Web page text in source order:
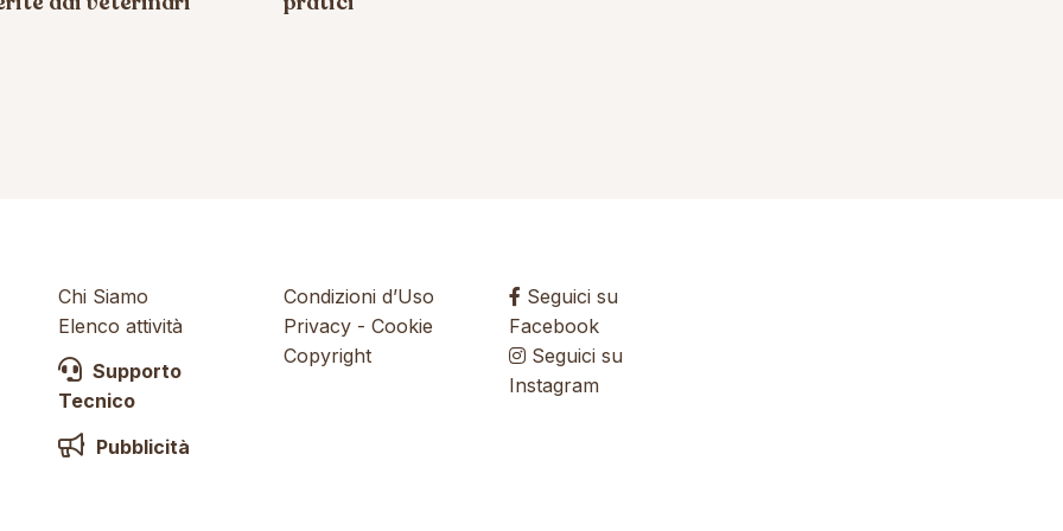
Chi Siamo
Elenco attività
Supporto
Tecnico
Pubblicità
Condizioni d’Uso
Privacy - Cookie
Copyright
Seguici su
Facebook
Seguici su
Instagram